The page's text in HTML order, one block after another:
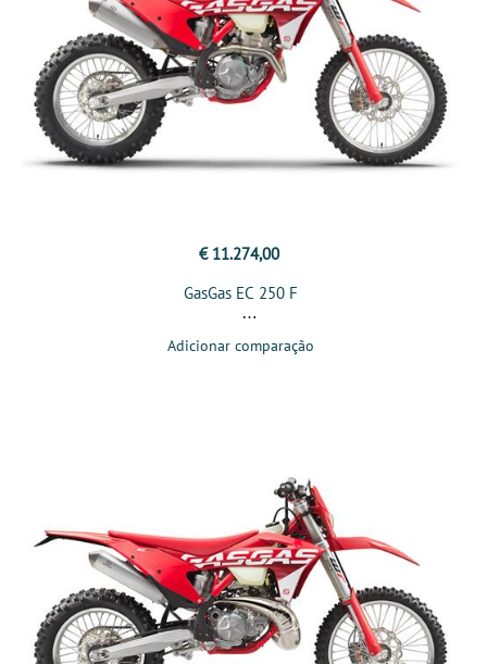
€ 11.274,00
GasGas EC 250 F
Adicionar comparação